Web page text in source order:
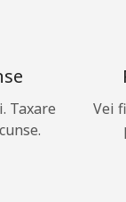
Taxare
Vei